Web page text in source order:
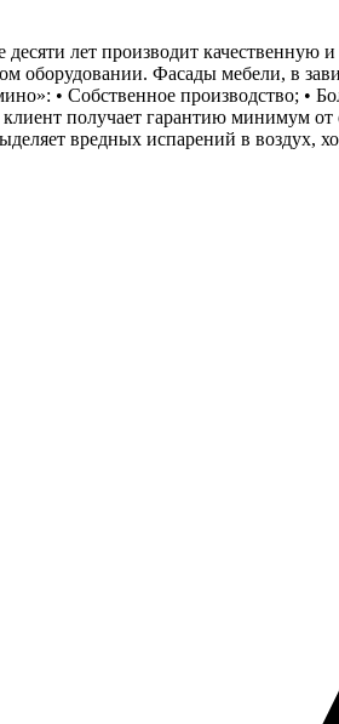
лет производит качественную
оборудовании. Фасады мебели, в
• Собственное производство; •
получает гарантию минимум
вредных испарений в воздух,